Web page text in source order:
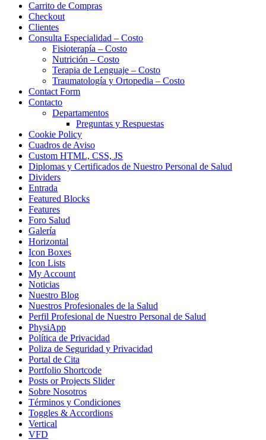
Carrito de Compras
Checkout
Clientes
Consulta Especialidad – Costo
Fisioterapía – Costo
Nutrición – Costo
Terapia de Lenguaje – Costo
Traumatología y Ortopedia – Costo
Contact Form
Contacto
Departamentos
Preguntas y Respuestas
Cookie Policy
Cuadros de Aviso
Custom HTML, CSS, JS
Diplomas y Certificados de Nuestro Personal de Salud
Dividers
Entrada
Featured Blocks
Features
Foro Salud
Galería
Horizontal
Icon Boxes
Icon Lists
My Account
Noticias
Nuestro Blog
Nuestros Profesionales de la Salud
Perfil Profesional de Nuestro Personal de Salud
PhysiApp
Política de Privacidad
Poliza de Seguridad y Privacidad
Portal de Cita
Portfolio Shortcode
Posts or Projects Slider
Sobre Nosotros
Términos y Condiciones
Toggles & Accordions
Vertical
VFD